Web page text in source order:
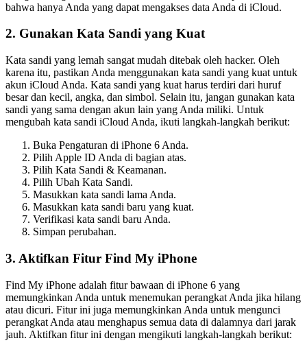
bahwa hanya Anda yang dapat mengakses data Anda di iCloud.
2. Gunakan Kata Sandi yang Kuat
Kata sandi yang lemah sangat mudah ditebak oleh hacker. Oleh
karena itu, pastikan Anda menggunakan kata sandi yang kuat untuk
akun iCloud Anda. Kata sandi yang kuat harus terdiri dari huruf
besar dan kecil, angka, dan simbol. Selain itu, jangan gunakan kata
sandi yang sama dengan akun lain yang Anda miliki. Untuk
mengubah kata sandi iCloud Anda, ikuti langkah-langkah berikut:
Buka Pengaturan di iPhone 6 Anda.
Pilih Apple ID Anda di bagian atas.
Pilih Kata Sandi & Keamanan.
Pilih Ubah Kata Sandi.
Masukkan kata sandi lama Anda.
Masukkan kata sandi baru yang kuat.
Verifikasi kata sandi baru Anda.
Simpan perubahan.
3. Aktifkan Fitur Find My iPhone
Find My iPhone adalah fitur bawaan di iPhone 6 yang
memungkinkan Anda untuk menemukan perangkat Anda jika hilang
atau dicuri. Fitur ini juga memungkinkan Anda untuk mengunci
perangkat Anda atau menghapus semua data di dalamnya dari jarak
jauh. Aktifkan fitur ini dengan mengikuti langkah-langkah berikut: